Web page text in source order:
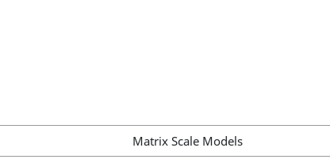
Matrix Scale Models